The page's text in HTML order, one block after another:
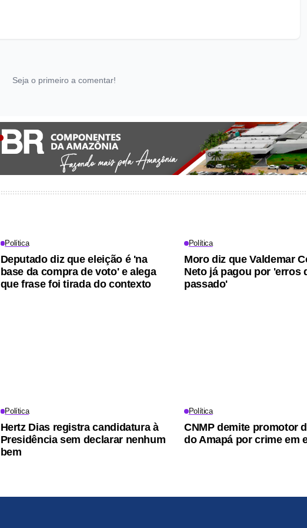
Seja o primeiro a comentar!
Política
Deputado diz que eleição é 'na
base da compra de voto' e alega
que frase foi tirada do contexto
Política
Moro diz que Valdemar
Neto já pagou por 'erros
passado'
Política
Hertz Dias registra candidatura à
Presidência sem declarar nenhum
bem
Política
CNMP demite promotor
do Amapá por crime em